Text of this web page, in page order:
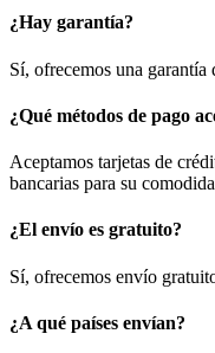
¿Hay garantía?
Sí, ofrecemos una garantía
¿Qué métodos de pago
Aceptamos tarjetas de
bancarias para su
¿El envío es gratuito?
Sí, ofrecemos envío
¿A qué países envían?